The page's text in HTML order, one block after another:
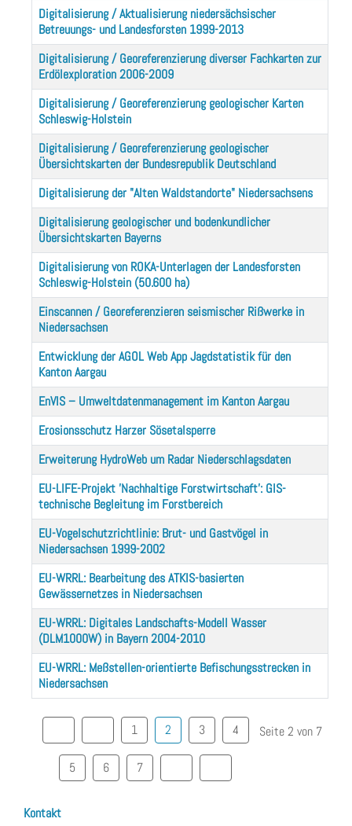
Digitalisierung / Aktualisierung niedersächsischer
Betreuungs- und Landesforsten 1999-2013
Digitalisierung / Georeferenzierung diverser Fachkarten zur
Erdölexploration 2006-2009
Digitalisierung / Georeferenzierung geologischer Karten
Schleswig-Holstein
Digitalisierung / Georeferenzierung geologischer
Übersichtskarten der Bundesrepublik Deutschland
Digitalisierung der "Alten Waldstandorte" Niedersachsens
Digitalisierung geologischer und bodenkundlicher
Übersichtskarten Bayerns
Digitalisierung von ROKA-Unterlagen der Landesforsten
Schleswig-Holstein (50.600 ha)
Einscannen / Georeferenzieren seismischer Rißwerke in
Niedersachsen
Entwicklung der AGOL Web App Jagdstatistik für den
Kanton Aargau
EnVIS – Umweltdatenmanagement im Kanton Aargau
Erosionsschutz Harzer Sösetalsperre
Erweiterung HydroWeb um Radar Niederschlagsdaten
EU-LIFE-Projekt 'Nachhaltige Forstwirtschaft': GIS-
technische Begleitung im Forstbereich
EU-Vogelschutzrichtlinie: Brut- und Gastvögel in
Niedersachsen 1999-2002
EU-WRRL: Bearbeitung des ATKIS-basierten
Gewässernetzes in Niedersachsen
EU-WRRL: Digitales Landschafts-Modell Wasser
(DLM1000W) in Bayern 2004-2010
EU-WRRL: Meßstellen-orientierte Befischungsstrecken in
Niedersachsen
Seite 2 von 7
1 2 3 4
5 6 7
Kontakt